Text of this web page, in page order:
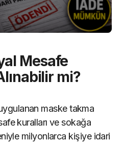
Mesafe
mi?
maske takma
kuralları ve sokağa
milyonlarca kişiye idari